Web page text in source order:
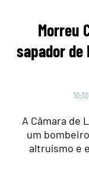
Morreu
sapador de
A Câmara de
um
altruísmo e